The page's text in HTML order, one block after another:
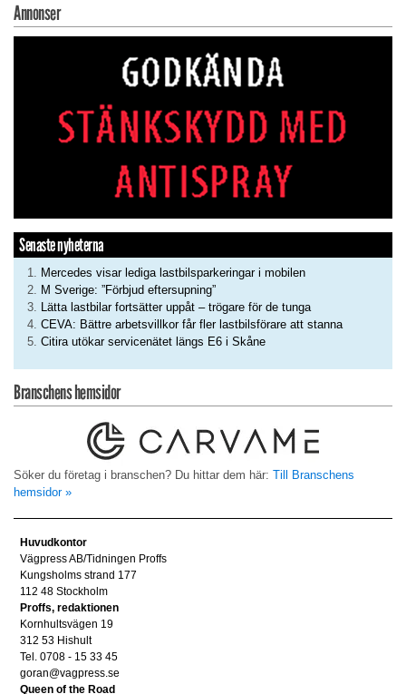
Annonser
Senaste nyheterna
Mercedes visar lediga lastbilsparkeringar i mobilen
M Sverige: ”Förbjud eftersupning”
Lätta lastbilar fortsätter uppåt – trögare för de tunga
CEVA: Bättre arbetsvillkor får fler lastbilsförare att stanna
Citira utökar servicenätet längs E6 i Skåne
Branschens hemsidor
Söker du företag i branschen? Du hittar dem här: Till Branschens
hemsidor »
Huvudkontor
Vägpress AB/Tidningen Proffs
Kungsholms strand 177
112 48 Stockholm
Proffs, redaktionen
Kornhultsvägen 19
312 53 Hishult
Tel. 0708 - 15 33 45
goran@vagpress.se
Queen of the Road